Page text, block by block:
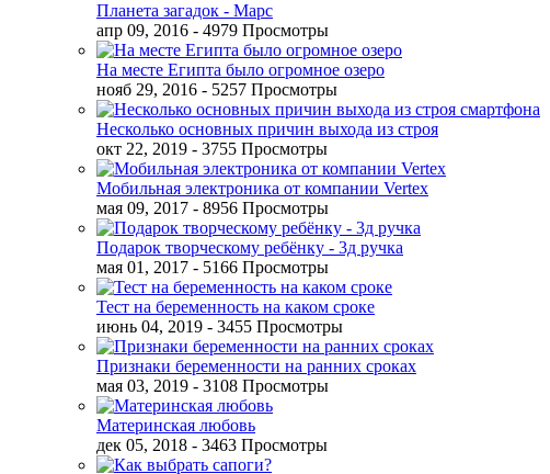
Планета загадок - Марс
апр 09, 2016 - 4979 Просмотры
На месте Египта было огромное озеро
нояб 29, 2016 - 5257 Просмотры
Несколько основных причин выхода из строя
окт 22, 2019 - 3755 Просмотры
Мобильная электроника от компании Vertex
мая 09, 2017 - 8956 Просмотры
Подарок творческому ребёнку - 3д ручка
мая 01, 2017 - 5166 Просмотры
Тест на беременность на каком сроке
июнь 04, 2019 - 3455 Просмотры
Признаки беременности на ранних сроках
мая 03, 2019 - 3108 Просмотры
Материнская любовь
дек 05, 2018 - 3463 Просмотры